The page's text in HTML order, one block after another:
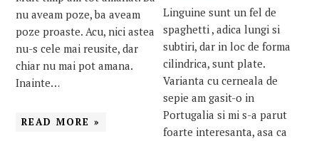
nu aveam poze, ba aveam
poze proaste. Acu, nici astea
nu-s cele mai reusite, dar
chiar nu mai pot amana.
Inainte…
READ MORE »
Linguine sunt un fel de
spaghetti , adica lungi si
subtiri, dar in loc de forma
cilindrica, sunt plate.
Varianta cu cerneala de
sepie am gasit-o in
Portugalia si mi s-a parut
foarte interesanta, asa ca